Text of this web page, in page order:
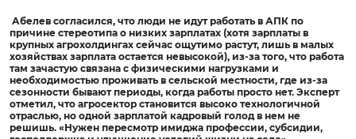
Абелев согласился, что люди не идут работать в АПК по
причине стереотипа о низких зарплатах (хотя зарплаты в
крупных агрохолдингах сейчас ощутимо растут, лишь в малых
хозяйствах зарплата остается невысокой), из-за того, что работа
там зачастую связана с физическими нагрузками и
необходимостью проживать в сельской местности, где из-за
сезонности бывают периоды, когда работы просто нет. Эксперт
отметил, что агросектор становится высоко технологичной
отраслью, но одной зарплатой кадровый голод в нем не
решишь. «Нужен пересмотр имиджа профессии, субсидии,